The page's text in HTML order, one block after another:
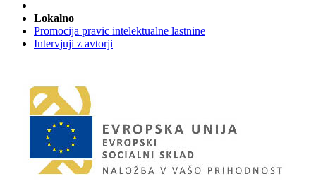
Lokalno
Promocija pravic intelektualne lastnine
Intervjuji z avtorji